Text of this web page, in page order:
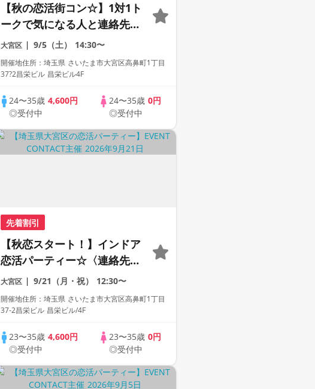
【秋の恋活街コン☆】1対1ト
ークで気になる人と連絡先交
換ができる人気イベント！
《初心者大歓迎》
大宮区 9/5（土） 14:30〜
開催地住所：埼玉県 さいたま市大宮区高鼻町1丁目
37?2昌栄ビル 昌栄ビル4F
24〜35歳 4,600円
◎受付中
24〜35歳 0円
◎受付中
先着割引
【秋恋スタート！】インドア
恋活パーティー☆〈連絡先自
由交換〉〈18名限定〉
大宮区 9/21（月・祝） 12:30〜
開催地住所：埼玉県 さいたま市大宮区高鼻町1丁目
37-2昌栄ビル 昌栄ビル/4F
23〜35歳 4,600円
◎受付中
23〜35歳 0円
◎受付中